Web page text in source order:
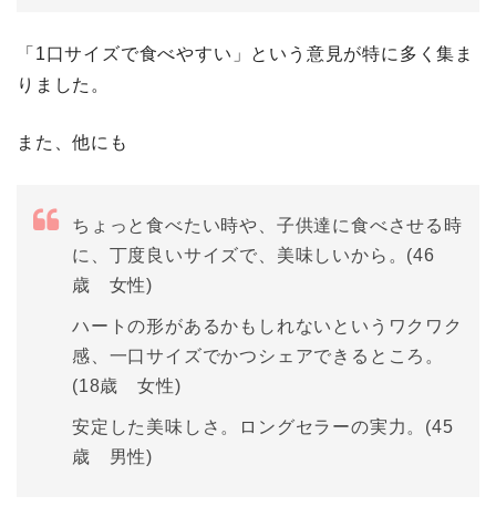
「1口サイズで食べやすい」という意見が特に多く集ま
りました。
また、他にも
ちょっと食べたい時や、子供達に食べさせる時
に、丁度良いサイズで、美味しいから。(46
歳 女性)
ハートの形があるかもしれないというワクワク
感、一口サイズでかつシェアできるところ。
(18歳 女性)
安定した美味しさ。ロングセラーの実力。(45
歳 男性)